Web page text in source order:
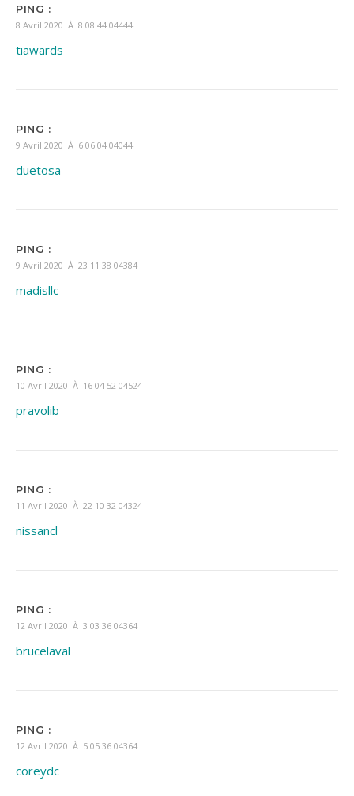
PING :
8 Avril 2020 À 8 08 44 04444
tiawards
PING :
9 Avril 2020 À 6 06 04 04044
duetosa
PING :
9 Avril 2020 À 23 11 38 04384
madisllc
PING :
10 Avril 2020 À 16 04 52 04524
pravolib
PING :
11 Avril 2020 À 22 10 32 04324
nissancl
PING :
12 Avril 2020 À 3 03 36 04364
brucelaval
PING :
12 Avril 2020 À 5 05 36 04364
coreydc